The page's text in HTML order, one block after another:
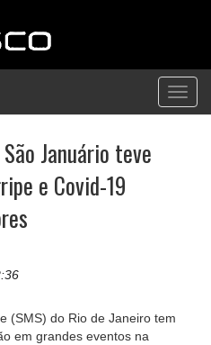
Januário teve
e Covid-19
(SMS) do Rio de Janeiro tem
em grandes eventos na